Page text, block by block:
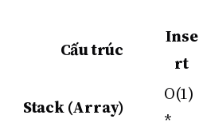
Cấu trúc
Inse
rt
Stack (Array)
O(1)
*